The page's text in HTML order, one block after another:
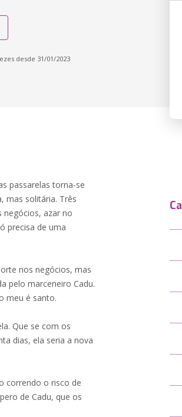
desde 31/01/2023
passarelas torna-se
mas solitária. Três
negócios, azar no
precisa de uma
nos negócios, mas
pelo marceneiro Cadu.
meu é santo.
Que se com os
dias, ela seria a nova
correndo o risco de
de Cadu, que os